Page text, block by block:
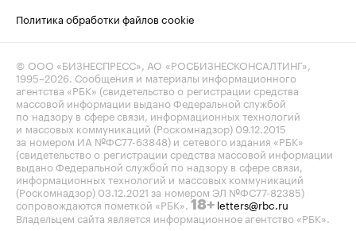
Политика обработки файлов cookie
© ООО «БИЗНЕСПРЕСС», АО «РОСБИЗНЕСКОНСАЛТИНГ»,
1995–2026. Сообщения и материалы информационного
агентства «РБК» (свидетельство о регистрации средства
массовой информации выдано Федеральной службой
по надзору в сфере связи, информационных технологий
и массовых коммуникаций (Роскомнадзор) 09.12.2015
за номером ИА №ФС77-63848) и сетевого издания «РБК»
(свидетельство о регистрации средства массовой информации
выдано Федеральной службой по надзору в сфере связи,
информационных технологий и массовых коммуникаций
(Роскомнадзор) 03.12.2021 за номером ЭЛ №ФС77-82385)
сопровождаются пометкой «РБК». 18+ letters@rbc.ru
Владельцем сайта является информационное агентство «РБК».